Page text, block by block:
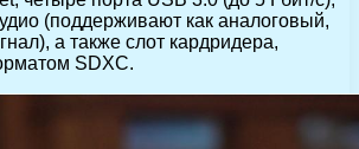
(поддерживают как аналоговый,
а также слот кардридера,
SDXC.